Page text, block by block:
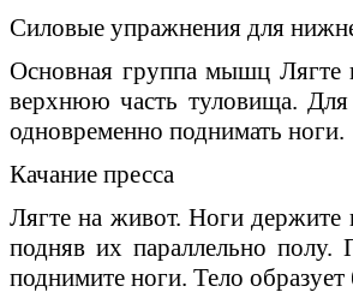
Силовые упражнения для
Основная группа мышц Лягте
верхнюю часть туловища.
одновременно поднимать ноги.
Качание пресса
Лягте на живот. Ноги держите
подняв их параллельно
поднимите ноги. Тело образует